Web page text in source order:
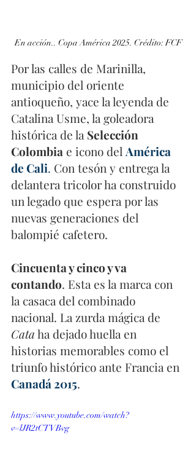
En acción.. Copa América 2025. Crédito: FCF
Por las calles de Marinilla,
municipio del oriente
antioqueño, yace la leyenda de
Catalina Usme, la goleadora
histórica de la Selección
Colombia e icono del América
de Cali. Con tesón y entrega la
delantera tricolor ha construido
un legado que espera por las
nuevas generaciones del
balompié cafetero.
Cincuenta y cinco y va
contando. Esta es la marca con
la casaca del combinado
nacional. La zurda mágica de
Cata ha dejado huella en
historias memorables como el
triunfo histórico ante Francia en
Canadá 2015.
https://www.youtube.com/watch?
v=lJR2tCTVBvg